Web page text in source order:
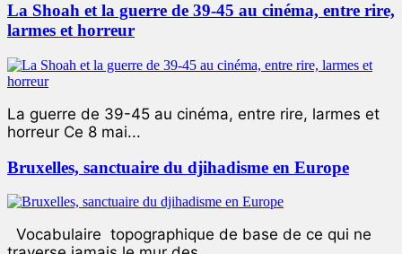
La Shoah et la guerre de 39-45 au cinéma, entre rire,
larmes et horreur
La guerre de 39-45 au cinéma, entre rire, larmes et
horreur Ce 8 mai...
Bruxelles, sanctuaire du djihadisme en Europe
Vocabulaire topographique de base de ce qui ne